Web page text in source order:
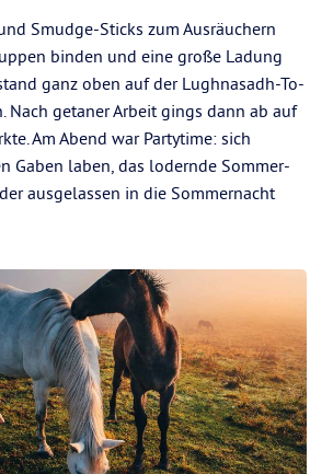
Smudge-Sticks zum Ausräuchern
binden und eine große Ladung
ganz oben auf der Lughnasadh-To-
Nach getaner Arbeit gings dann ab auf
Am Abend war Partytime: sich
Gaben laben, das lodernde Sommer-
ausgelassen in die Sommernacht